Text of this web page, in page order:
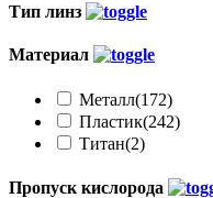
Тип линз
Материал
Металл(172)
Пластик(242)
Титан(2)
Пропуск кислорода